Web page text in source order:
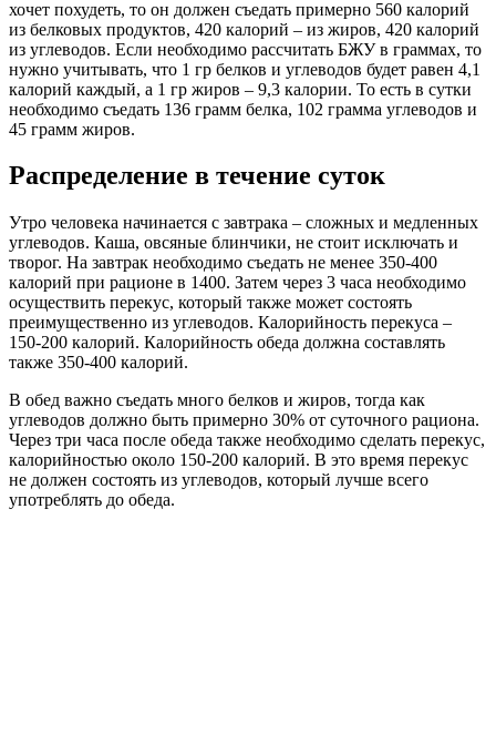
хочет похудеть, то он должен съедать примерно 560 калорий
из белковых продуктов, 420 калорий – из жиров, 420 калорий
из углеводов. Если необходимо рассчитать БЖУ в граммах, то
нужно учитывать, что 1 гр белков и углеводов будет равен 4,1
калорий каждый, а 1 гр жиров – 9,3 калории. То есть в сутки
необходимо съедать 136 грамм белка, 102 грамма углеводов и
45 грамм жиров.
Распределение в течение суток
Утро человека начинается с завтрака – сложных и медленных
углеводов. Каша, овсяные блинчики, не стоит исключать и
творог. На завтрак необходимо съедать не менее 350-400
калорий при рационе в 1400. Затем через 3 часа необходимо
осуществить перекус, который также может состоять
преимущественно из углеводов. Калорийность перекуса –
150-200 калорий. Калорийность обеда должна составлять
также 350-400 калорий.
В обед важно съедать много белков и жиров, тогда как
углеводов должно быть примерно 30% от суточного рациона.
Через три часа после обеда также необходимо сделать перекус,
калорийностью около 150-200 калорий. В это время перекус
не должен состоять из углеводов, который лучше всего
употреблять до обеда.